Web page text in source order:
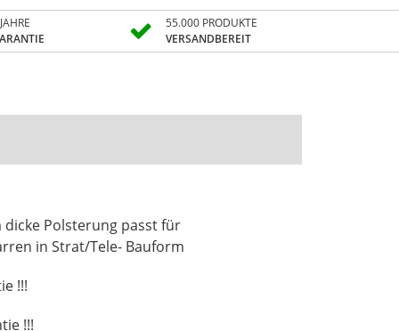
55.000 PRODUKTE
VERSANDBEREIT
Polsterung passt für
in Strat/Tele- Bauform
!!!
!!!